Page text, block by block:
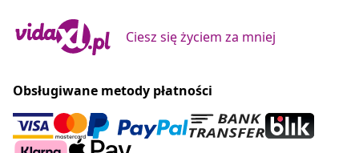
Ciesz się życiem za mniej
Obsługiwane metody płatności